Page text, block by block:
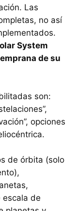
Las
no así
System
de su
son:
opciones
de órbita (solo
de